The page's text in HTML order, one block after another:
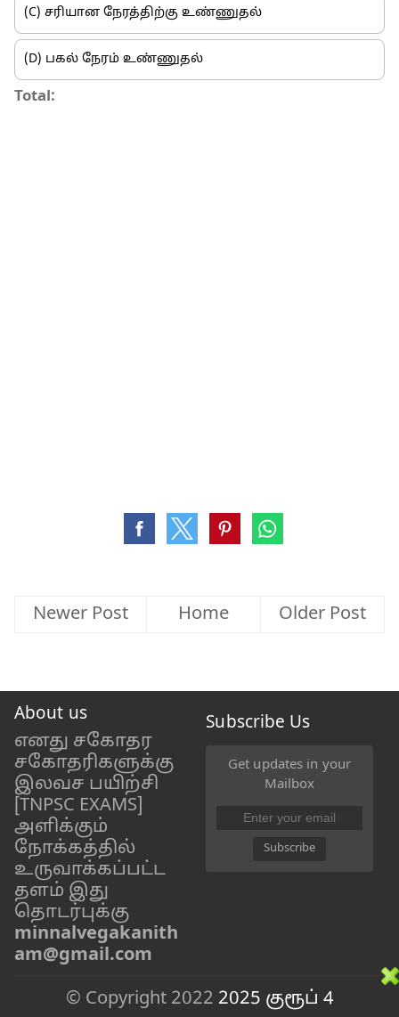
(C) சரியான நேரத்திற்கு உண்ணுதல்
(D) பகல் நேரம் உண்ணுதல்
Total:
Newer Post Older Post
Home
About us
எனது சகோதர
சகோதரிகளுக்கு
இலவச பயிற்சி
[TNPSC EXAMS]
அளிக்கும்
நோக்கத்தில்
உருவாக்கப்பட்ட
தளம் இது
தொடர்புக்கு
minnalvegakanith
am@gmail.com
Subscribe Us
Get updates in your
Mailbox
Subscribe
© Copyright 2022 2025 குரூப் 4